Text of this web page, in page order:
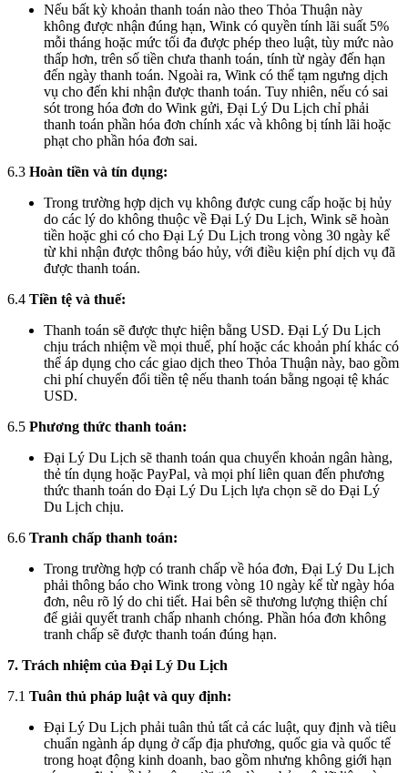
Nếu bất kỳ khoản thanh toán nào theo Thỏa Thuận này
không được nhận đúng hạn, Wink có quyền tính lãi suất 5%
mỗi tháng hoặc mức tối đa được phép theo luật, tùy mức nào
thấp hơn, trên số tiền chưa thanh toán, tính từ ngày đến hạn
đến ngày thanh toán. Ngoài ra, Wink có thể tạm ngưng dịch
vụ cho đến khi nhận được thanh toán. Tuy nhiên, nếu có sai
sót trong hóa đơn do Wink gửi, Đại Lý Du Lịch chỉ phải
thanh toán phần hóa đơn chính xác và không bị tính lãi hoặc
phạt cho phần hóa đơn sai.
6.3 Hoàn tiền và tín dụng:
Trong trường hợp dịch vụ không được cung cấp hoặc bị hủy
do các lý do không thuộc về Đại Lý Du Lịch, Wink sẽ hoàn
tiền hoặc ghi có cho Đại Lý Du Lịch trong vòng 30 ngày kể
từ khi nhận được thông báo hủy, với điều kiện phí dịch vụ đã
được thanh toán.
6.4 Tiền tệ và thuế:
Thanh toán sẽ được thực hiện bằng USD. Đại Lý Du Lịch
chịu trách nhiệm về mọi thuế, phí hoặc các khoản phí khác có
thể áp dụng cho các giao dịch theo Thỏa Thuận này, bao gồm
chi phí chuyển đổi tiền tệ nếu thanh toán bằng ngoại tệ khác
USD.
6.5 Phương thức thanh toán:
Đại Lý Du Lịch sẽ thanh toán qua chuyển khoản ngân hàng,
thẻ tín dụng hoặc PayPal, và mọi phí liên quan đến phương
thức thanh toán do Đại Lý Du Lịch lựa chọn sẽ do Đại Lý
Du Lịch chịu.
6.6 Tranh chấp thanh toán:
Trong trường hợp có tranh chấp về hóa đơn, Đại Lý Du Lịch
phải thông báo cho Wink trong vòng 10 ngày kể từ ngày hóa
đơn, nêu rõ lý do chi tiết. Hai bên sẽ thương lượng thiện chí
để giải quyết tranh chấp nhanh chóng. Phần hóa đơn không
tranh chấp sẽ được thanh toán đúng hạn.
7. Trách nhiệm của Đại Lý Du Lịch
7.1 Tuân thủ pháp luật và quy định:
Đại Lý Du Lịch phải tuân thủ tất cả các luật, quy định và tiêu
chuẩn ngành áp dụng ở cấp địa phương, quốc gia và quốc tế
trong hoạt động kinh doanh, bao gồm nhưng không giới hạn